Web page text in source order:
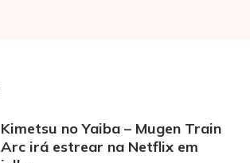
Kimetsu no Yaiba – Mugen Train
Arc irá estrear na Netflix em